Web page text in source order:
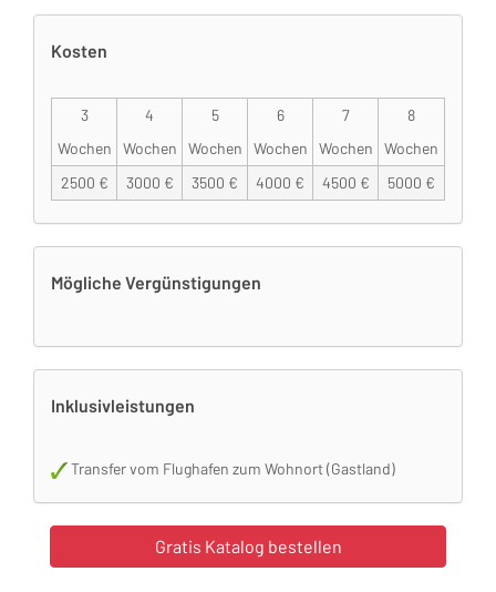
Kosten
3
Wochen
4
Wochen
5
Wochen
6
Wochen
7
Wochen
8
Wochen
2500 €
3000 € 3500 € 4000 € 4500 € 5000 €
Mögliche Vergünstigungen
Inklusivleistungen
Transfer vom Flughafen zum Wohnort (Gastland)